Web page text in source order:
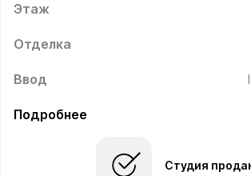
Этаж
Отделка
Ввод
Подробнее
Студия